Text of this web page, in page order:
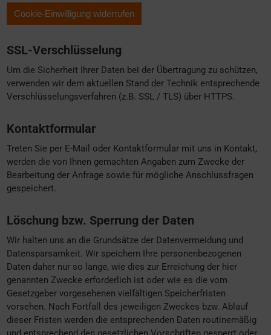
Cookie-Einwilligung widerrufen
SSL-Verschlüsselung
Um die Sicherheit Ihrer Daten bei der Übertragung zu schützen,
verwenden wir dem aktuellen Stand der Technik entsprechende
Verschlüsselungsverfahren (z.B. SSL / TLS) über HTTPS.
Kontaktformular
Treten Sie per E-Mail oder Kontaktformular mit uns in Kontakt,
werden die von Ihnen gemachten Angaben zum Zwecke der
Bearbeitung der Anfrage sowie für mögliche Anschlussfragen
gespeichert.
Löschung bzw. Sperrung der Daten
Wir halten uns an die Grundsätze der Datenvermeidung und
Datensparsamkeit. Wir speichern Ihre personenbezogenen
Daten daher nur so lange, wie dies zur Erreichung der hier
genannten Zwecke erforderlich ist oder wie es die vom
Gesetzgeber vorgesehenen vielfältigen Speicherfristen
vorsehen. Nach Fortfall des jeweiligen Zweckes bzw. Ablauf
dieser Fristen werden die entsprechenden Daten routinemäßig